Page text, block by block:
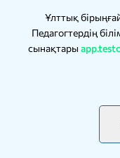
Ұлттық
Педагогтердің
сынақтары